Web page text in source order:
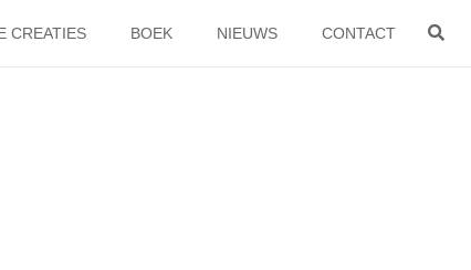
CREATIES BOEK NIEUWS CONTACT